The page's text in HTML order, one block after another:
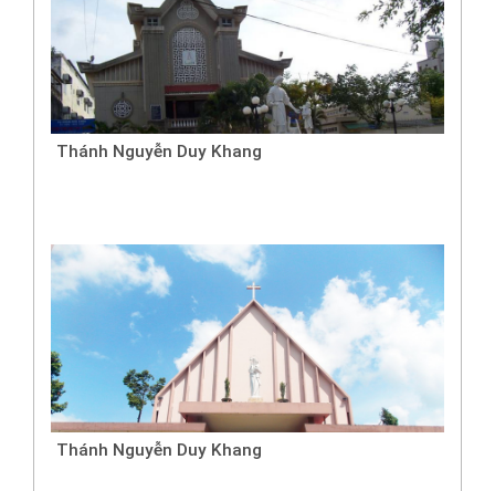
Thánh Nguyễn Duy Khang
Thánh Nguyễn Duy Khang